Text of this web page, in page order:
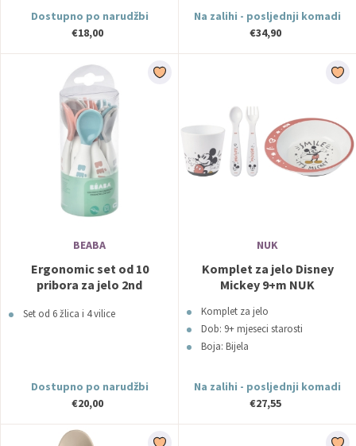
Dostupno po narudžbi
€18,00
Na zalihi - posljednji komadi
€34,90
BEABA
Ergonomic set od 10
pribora za jelo 2nd
Set od 6 žlica i 4 vilice
Dostupno po narudžbi
€20,00
NUK
Komplet za jelo Disney
Mickey 9+m NUK
Komplet za jelo
Dob: 9+ mjeseci starosti
Boja: Bijela
Na zalihi - posljednji komadi
€27,55